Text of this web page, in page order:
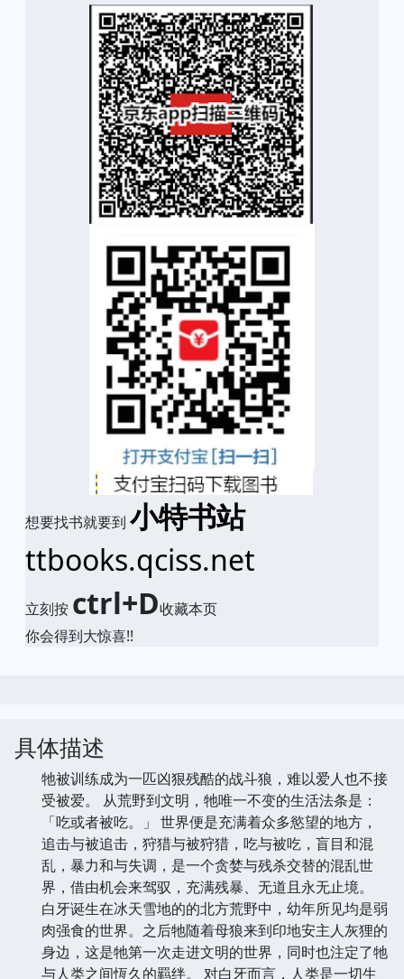
想要找书就要到 小特书站
ttbooks.qciss.net
立刻按 ctrl+D收藏本页
你会得到大惊喜!!
具体描述
牠被训练成为一匹凶狠残酷的战斗狼，难以爱人也不接
受被爱。 从荒野到文明，牠唯一不变的生活法条是：
「吃或者被吃。」 世界便是充满着众多慾望的地方，
追击与被追击，狩猎与被狩猎，吃与被吃，盲目和混
乱，暴力和与失调，是一个贪婪与残杀交替的混乱世
界，借由机会来驾驭，充满残暴、无道且永无止境。
白牙诞生在冰天雪地的的北方荒野中，幼年所见均是弱
肉强食的世界。之后牠随着母狼来到印地安主人灰狸的
身边，这是牠第一次走进文明的世界，同时也注定了牠
与人类之间恆久的羁绊。 对白牙而言，人类是一切生